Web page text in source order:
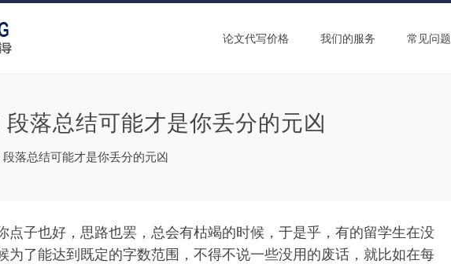
论文代写价格 我们的服务 常见问题
落总结可能才是你丢分的元凶
落总结可能才是你丢分的元凶
点子也好，思路也罢，总会有枯竭的时候，于是乎，有的留学生在没
为了能达到既定的字数范围，不得不说一些没用的废话，就比如在每